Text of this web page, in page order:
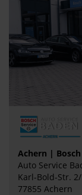
Achern | Bosch
Auto Service
Karl-Bold-Str. 2/
77855 Achern